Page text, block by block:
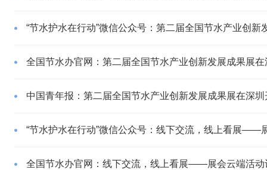
“节水护水在行动”微信公众号：第二届全国节水产业创新
全国节水办官网：第二届全国节水产业创新发展成果展在
中国青年报：第二届全国节水产业创新发展成果展在深圳
“节水护水在行动”微信公众号：线下交流，线上看展——
全国节水办官网：线下交流，线上看展——展会云端活动